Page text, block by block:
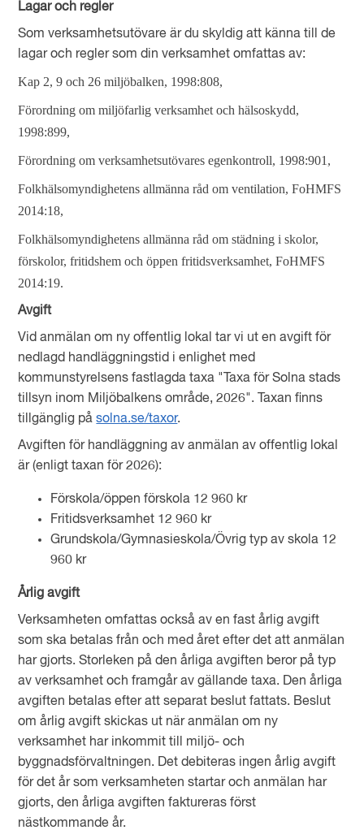
Lagar och regler
Som verksamhetsutövare är du skyldig att känna till de
lagar och regler som din verksamhet omfattas av:
Kap 2, 9 och 26 miljöbalken, 1998:808,
Förordning om miljöfarlig verksamhet och hälsoskydd,
1998:899,
Förordning om verksamhetsutövares egenkontroll, 1998:901,
Folkhälsomyndighetens allmänna råd om ventilation, FoHMFS
2014:18,
Folkhälsomyndighetens allmänna råd om städning i skolor,
förskolor, fritidshem och öppen fritidsverksamhet, FoHMFS
2014:19.
Avgift
Vid anmälan om ny offentlig lokal tar vi ut en avgift för
nedlagd handläggningstid i enlighet med
kommunstyrelsens fastlagda taxa "Taxa för Solna stads
tillsyn inom Miljöbalkens område, 2026". Taxan finns
tillgänglig påsolna.se/taxor.
Avgiften för handläggning av anmälan av offentlig lokal
är (enligt taxan för 2026):
Förskola/öppen förskola 12 960 kr
Fritidsverksamhet 12 960 kr
Grundskola/Gymnasieskola/Övrig typ av skola 12
960 kr
Årlig avgift
Verksamheten omfattas också av en fast årlig avgift
som ska betalas från och med året efter det att anmälan
har gjorts. Storleken på den årliga avgiften beror på typ
av verksamhet och framgår av gällande taxa. Den årliga
avgiften betalas efter att separat beslut fattats. Beslut
om årlig avgift skickas ut när anmälan om ny
verksamhet har inkommit till miljö- och
byggnadsförvaltningen. Det debiteras ingen årlig avgift
för det år som verksamheten startar och anmälan har
gjorts, den årliga avgiften faktureras först
nästkommande år.